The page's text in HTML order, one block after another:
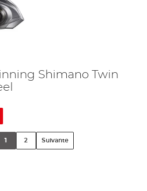
Shimano Twin
1 2 Suivante